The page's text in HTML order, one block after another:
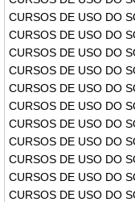
CURSOS DE USO DO
CURSOS DE USO DO
CURSOS DE USO DO
CURSOS DE USO DO
CURSOS DE USO DO
CURSOS DE USO DO
CURSOS DE USO DO
CURSOS DE USO DO
CURSOS DE USO DO
CURSOS DE USO DO
CURSOS DE USO DO